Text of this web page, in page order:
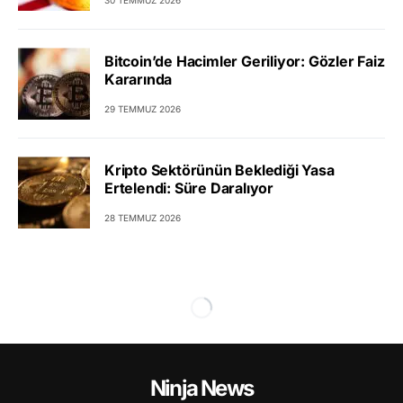
Bitcoin’de Hacimler Geriliyor: Gözler Faiz
Kararında
29 TEMMUZ 2026
Kripto Sektörünün Beklediği Yasa
Ertelendi: Süre Daralıyor
28 TEMMUZ 2026
Ninja News